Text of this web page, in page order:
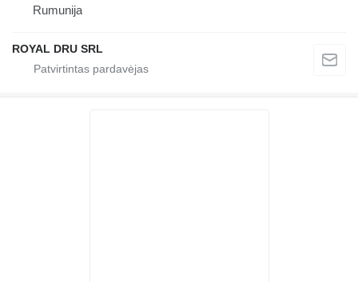
Rumunija
ROYAL DRU SRL